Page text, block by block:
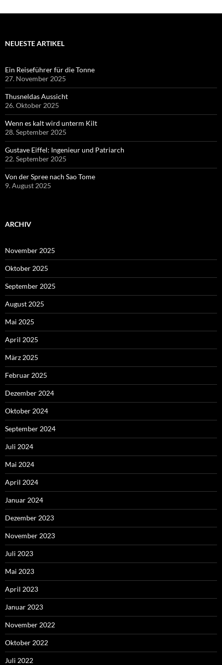
NEUESTE ARTIKEL
Ein Reiseführer für die Tonne
27. November 2025
Thusneldas Aussicht
26. Oktober 2025
Wenn es kalt wird unterm Kilt
28. September 2025
Gustave Eiffel: Ingenieur und Patriarch
22. September 2025
Von der Spree nach Sao Tome
9. August 2025
ARCHIV
November 2025
Oktober 2025
September 2025
August 2025
Mai 2025
April 2025
März 2025
Februar 2025
Dezember 2024
Oktober 2024
September 2024
Juli 2024
Mai 2024
April 2024
Januar 2024
Dezember 2023
November 2023
Juli 2023
Mai 2023
April 2023
Januar 2023
November 2022
Oktober 2022
Juli 2022